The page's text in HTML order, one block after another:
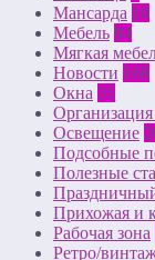
Мансарда 10
Мебель 94
Мягкая
Новости 168
Окна 31
Освещение
Подсобные
Полезные
Прихожая и
Рабочая зона
Ретро/